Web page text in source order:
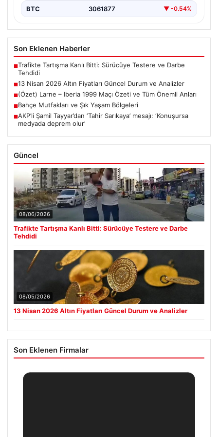
BTC 3061877 ▼ -0.54%
Son Eklenen Haberler
■Trafikte Tartışma Kanlı Bitti: Sürücüye Testere ve Darbe
Tehdidi
■13 Nisan 2026 Altın Fiyatları Güncel Durum ve Analizler
■(Özet) Larne – Iberia 1999 Maçı Özeti ve Tüm Önemli Anları
■Bahçe Mutfakları ve Şık Yaşam Bölgeleri
■AKP’li Şamil Tayyar’dan ‘Tahir Sarıkaya’ mesajı: ‘Konuşursa
medyada deprem olur’
Güncel
08/06/2026
Trafikte Tartışma Kanlı Bitti: Sürücüye Testere ve Darbe
Tehdidi
08/05/2026
13 Nisan 2026 Altın Fiyatları Güncel Durum ve Analizler
Son Eklenen Firmalar